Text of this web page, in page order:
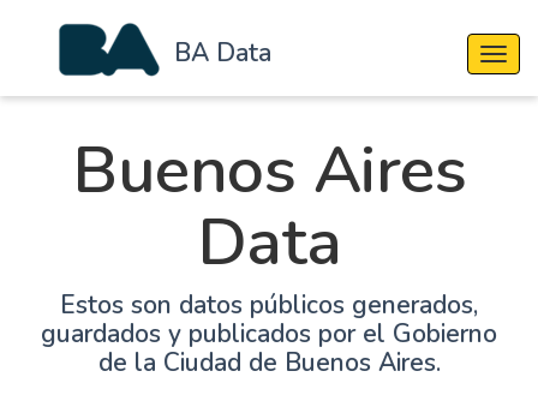
BA Data
Buenos Aires
Data
Estos son datos públicos generados,
guardados y publicados por el Gobierno
de la Ciudad de Buenos Aires.